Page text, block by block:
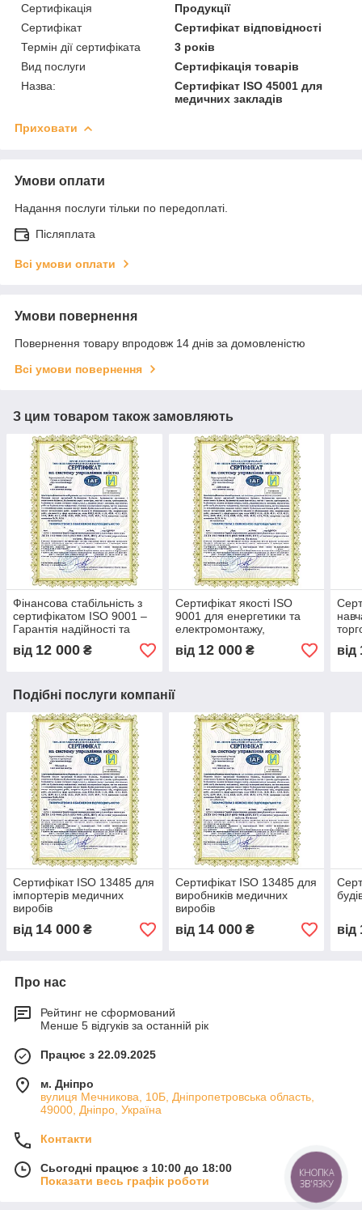
Сертифікація
Продукції
Сертифікат
Сертифікат відповідності
Термін дії сертифіката
3 років
Вид послуги
Сертифікація товарів
Назва:
Сертифікат ISO 45001 для
медичних закладів
Приховати
Умови оплати
Надання послуги тільки по передоплаті.
Післяплата
Всі умови оплати
Умови повернення
Повернення товару впродовж 14 днів за домовленістю
Всі умови повернення
З цим товаром також замовляють
Фінансова стабільність з
сертифікатом ISO 9001 –
Гарантія надійності та
прозорості бізнесу, довіра
партнерів та інвесторів
від 12 000 ₴
Сертифікат якості ISO
9001 для енергетики та
електромонтажу,
оптимізація процесів та
контроль якості,
від 12 000₴
ISO
від
Подібні послуги компанії
Сертифікат ISO 13485 для
імпортерів медичних
виробів
від 14 000 ₴
Сертифікат ISO 13485 для
виробників медичних
виробів
від 14 000₴ від
Про нас
Рейтинг не сформований
Менше 5 відгуків за останній рік
Працює з 22.09.2025
м. Дніпро
вулиця Мечникова, 10Б, Дніпропетровська область,
49000, Дніпро, Україна
Контакти
Сьогодні працює з 10:00 до 18:00
Показати весь графік роботи
КНОПКА
ЗВ'ЯЗКУ